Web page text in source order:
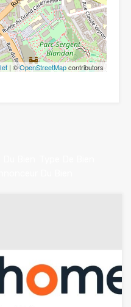
| ©OpenStreetMapcontributors